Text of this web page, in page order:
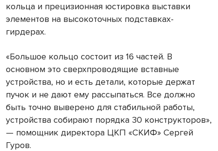
кольца и прецизионная юстировка выставки
элементов на высокоточных подставках-
гирдерах.
«Большое кольцо состоит из 16 частей. В
основном это сверхпроводящие вставные
устройства, но и есть детали, которые держат
пучок и не дают ему рассыпаться. Все должно
быть точно выверено для стабильной работы,
устройства собирают порядка 30 конструкторов»,
— помощник директора ЦКП «СКИФ» Сергей
Гуров.